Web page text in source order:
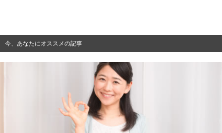
今、あなたにオススメの記事